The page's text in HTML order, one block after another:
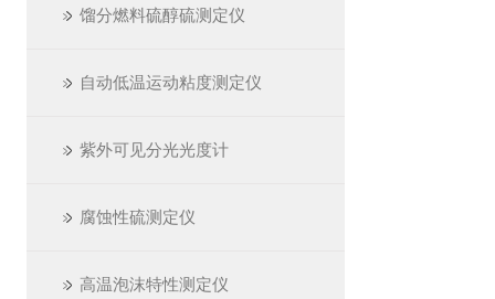
馏分燃料硫醇硫测定仪
自动低温运动粘度测定仪
紫外可见分光光度计
腐蚀性硫测定仪
高温泡沫特性测定仪